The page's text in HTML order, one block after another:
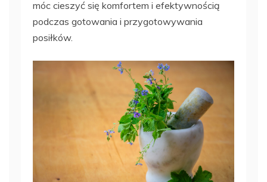
móc cieszyć się komfortem i efektywnością
podczas gotowania i przygotowywania
posiłków.